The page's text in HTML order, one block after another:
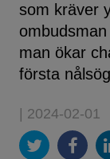
som kräver
man ökar
första
| 2024-02-01